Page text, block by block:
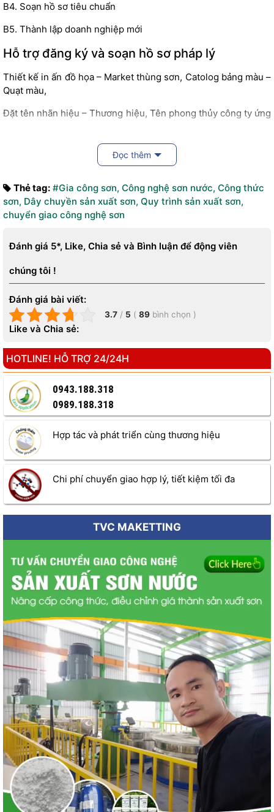
B4. Soạn hồ sơ tiêu chuẩn
B5. Thành lập doanh nghiệp mới
Hỗ trợ đăng ký và soạn hồ sơ pháp lý
Thiết kế in ấn đồ họa – Market thùng sơn, Catolog bảng màu –
Quạt màu,
Đặt tên nhãn hiệu – Thương hiệu, Tên phong thủy công ty ứng
Đăng ký thành lập doanh nghiệp, thủ tục pháp luật thuế, pháp
luật trước và sau thành lập doanh nghiệp, đăng ký bảo hộ
Quy trình mở xưởng sản xuất sơn nước
Tư vấn, định hướng và phát triển kinh doanh
Tư vấn thiết kế website giới thiệu sản phẩm, chọn tên miền và
định hướng maketing online hiệu quả ( trường hợp khách
hàng đăng ký gói chuyển giao công nghệ sơn nâng cao B,
congnghesonnuoc.com sẽ miễn phí thiết kế website giới
thiệu sản phẩm, hoàn toàn miễn phí với đầy đủ tính năng như,
bảng màu, thân thiện mobile, pc…)
Tư vấn xây dựng chứng nhận ” HÀNG VIỆT NAM CHẤT LƯỢNG
CAO, DO NGƯỜI TIÊU DÙNG BÌNH CHON “, “CÚP VÀNG ĐẤT
LIÊN HỆ CHUYỂN GIAO CÔNG NGHỆ SƠN
CÔNG TY TNHH TM & QC NET VIỆT
Địa chỉ :
1508 , Tòa nhà Tabudec plaza 16 Phan Trọng Tuệ,
Thanh Trì, Hà Nội
Call :0943.188.318 – 0989.188.318Mr Cương
Email : congnghesonnuocnano@gmail.com
Website : https://congnghesonnuoc.com
✌ Mở xưởng sơn nước cần bao nhiêu vốn ?
✌ Mở xưởng sản xuất sơn cần diện tích bao nhiêu ?
✌ Liên hệ mở xưởng sản xuất sơn ?
Đọc thêm
Thẻ tag: #Gia công sơn, Công nghệ sơn nước, Công thức
sơn, Dây chuyền sản xuất sơn, Quy trình sản xuất sơn,
chuyển giao công nghệ sơn
Đánh giá 5*, Like, Chia sẻ và Bình luận để động viên
chúng tôi !
Đánh giá bài viết:
3.7 / 5 ( 89 bình chọn )
Like và Chia sẻ:
HOTLINE! HỖ TRỢ 24/24H
0943.188.318
0989.188.318
Hợp tác và phát triển cùng thương hiệu
Chi phí chuyển giao hợp lý, tiết kiệm tối đa
TVC MAKETTING